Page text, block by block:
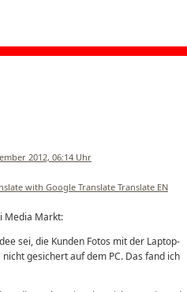
2012, 06:14 Uhr
Translate EN
Media Markt:
sei, die Kunden Fotos mit der Laptop-
gesichert auf dem PC. Das fand ich